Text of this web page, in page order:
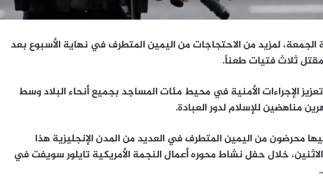
لمزيد من الاحتجاجات من اليمين المتطرف في نهاية الأسبوع بعد
ثلاث فتيات طعناً.
الإجراءات الأمنية في محيط مئات المساجد بجميع أنحاء البلاد وسط
مناهضين للإسلام لدور العبادة.
محرضون من اليمين المتطرف في العديد من المدن الإنجليزية هذا
خلال حفل نشاط محوره أعمال النجمة الأمريكية تايلور سويفت في